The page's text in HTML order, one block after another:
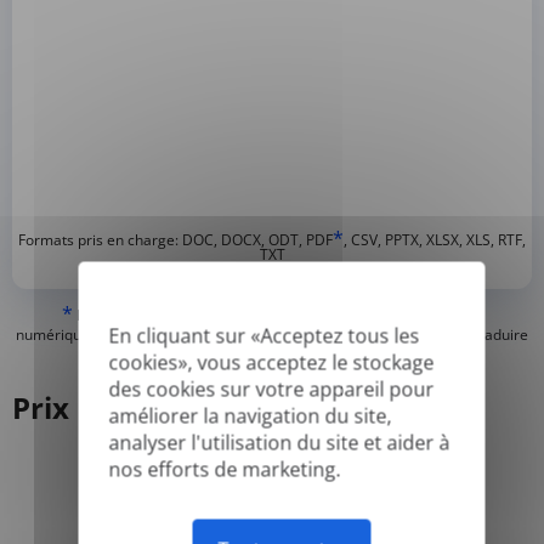
En cliquant sur «Acceptez tous les
cookies», vous acceptez le stockage
des cookies sur votre appareil pour
améliorer la navigation du site,
analyser l'utilisation du site et aider à
nos efforts de marketing.
Formats pris en charge: DOC, DOCX, ODT, PDF*, CSV, PPTX, XLSX, XLS, RTF,
TXT
* Nous ne pouvons traduire que les PDF « normaux » ou créés
numériquement et les PDF consultables, mais nous ne pouvons pas traduire
les PDF « image seulement » ou scannés.
Prix